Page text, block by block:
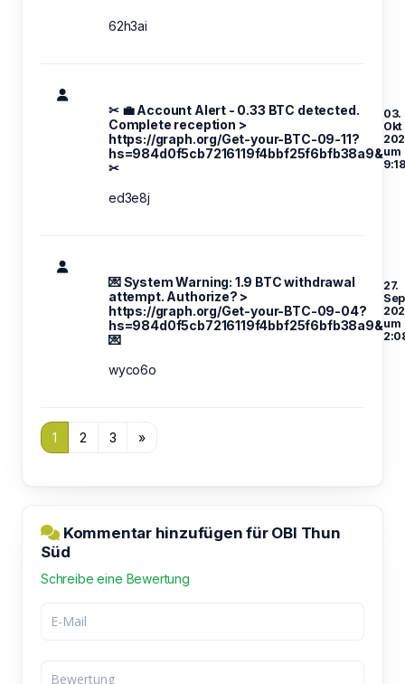
62h3ai
✂ 💼 Account Alert - 0.33 BTC detected.
Complete reception >
https://graph.org/Get-your-BTC-09-11?
hs=984d0f5cb7216119f4bbf25f6bfb38a9&
✂
03.
Okt
um
ed3e8j
💌 System Warning: 1.9 BTC withdrawal
attempt. Authorize? >
https://graph.org/Get-your-BTC-09-04?
hs=984d0f5cb7216119f4bbf25f6bfb38a9&
💌
27.
Sep
um
wyco6o
1 2 3 »
Kommentar hinzufügen für OBI Thun
Süd
Schreibe eine Bewertung